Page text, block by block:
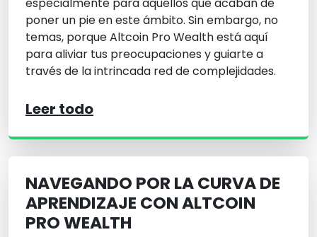
poner un pie en este ámbito. Sin embargo, no
temas, porque Altcoin Pro Wealth está aquí
para aliviar tus preocupaciones y guiarte a
través de la intrincada red de complejidades.
Leer todo
NAVEGANDO POR LA CURVA DE
APRENDIZAJE CON ALTCOIN
PRO WEALTH